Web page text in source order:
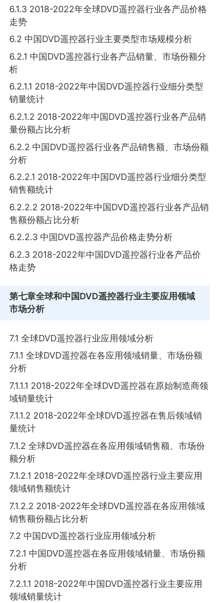
6.1.3 2018-2022年全球DVD遥控器行业各产品价格
走势
6.2 中国DVD遥控器行业主要类型市场规模分析
6.2.1 中国DVD遥控器行业各产品销量、市场份额分
析
6.2.1.1 2018-2022年中国DVD遥控器行业细分类型
销量统计
6.2.1.2 2018-2022年中国DVD遥控器行业各产品销
量份额占比分析
6.2.2 中国DVD遥控器行业各产品销售额、市场份额
分析
6.2.2.1 2018-2022年中国DVD遥控器行业细分类型
销售额统计
6.2.2.2 2018-2022年中国DVD遥控器行业各产品销
售额份额占比分析
6.2.2.3 中国DVD遥控器产品价格走势分析
6.2.3 2018-2022年中国DVD遥控器行业各产品价
格走势
第七章全球和中国DVD遥控器行业主要应用领域
市场分析
7.1 全球DVD遥控器行业应用领域分析
7.1.1 全球DVD遥控器在各应用领域销量、市场份额
分析
7.1.1.1 2018-2022年全球DVD遥控器在原始制造商领
域销量统计
7.1.1.2 2018-2022年全球DVD遥控器在售后领域销
量统计
7.1.2 全球DVD遥控器在各应用领域销售额、市场份
额分析
7.1.2.1 2018-2022年全球DVD遥控器行业主要应用
领域销售额统计
7.1.2.2 2018-2022年全球DVD遥控器在各应用领域
销售额份额占比分析
7.2 中国DVD遥控器行业应用领域分析
7.2.1 中国DVD遥控器在各应用领域销量、市场份额
分析
7.2.1.1 2018-2022年中国DVD遥控器行业主要应用
领域销量统计